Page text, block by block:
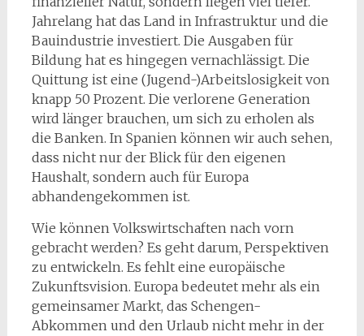
Jahrelang hat das Land in Infrastruktur und die
Bauindustrie investiert. Die Ausgaben für
Bildung hat es hingegen vernachlässigt. Die
Quittung ist eine (Jugend-)Arbeitslosigkeit von
knapp 50 Prozent. Die verlorene Generation
wird länger brauchen, um sich zu erholen als
die Banken. In Spanien können wir auch sehen,
dass nicht nur der Blick für den eigenen
Haushalt, sondern auch für Europa
abhandengekommen ist.
Wie können Volkswirtschaften nach vorn
gebracht werden? Es geht darum, Perspektiven
zu entwickeln. Es fehlt eine europäische
Zukunftsvision. Europa bedeutet mehr als ein
gemeinsamer Markt, das Schengen-
Abkommen und den Urlaub nicht mehr in der